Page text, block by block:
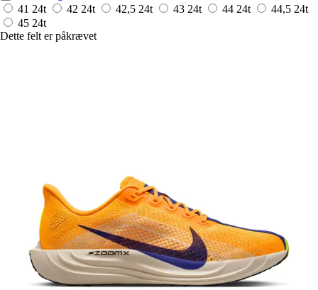
41 24t 42 24t 42,5 24t 43 24t 44 24t 44,5 24t
45 24t
Dette felt er påkrævet